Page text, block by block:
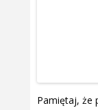
Pamiętaj, że